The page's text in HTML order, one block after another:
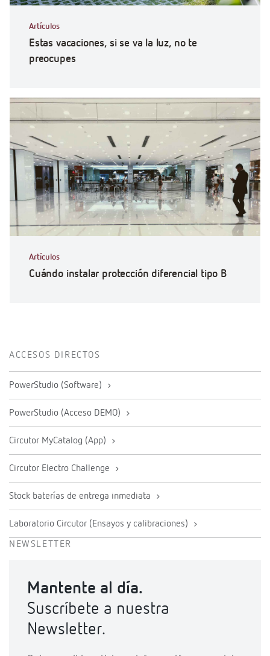
Artículos
Estas vacaciones, si se va la luz, no te
preocupes
Artículos
Cuándo instalar protección diferencial tipo B
ACCESOS DIRECTOS
PowerStudio (Software)
PowerStudio (Acceso DEMO)
Circutor MyCatalog (App)
Circutor Electro Challenge
Stock baterías de entrega inmediata
Laboratorio Circutor (Ensayos y calibraciones)
NEWSLETTER
Mantente al día.
Suscríbete a nuestra
Newsletter.